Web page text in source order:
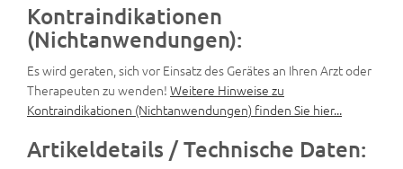
Kontraindikationen
(Nichtanwendungen):
Es wird geraten, sich vor Einsatz des Gerätes an Ihren Arzt oder
Therapeuten zu wenden! Weitere Hinweise zu
Kontraindikationen (Nichtanwendungen) finden Sie hier...
Artikeldetails / Technische Daten: